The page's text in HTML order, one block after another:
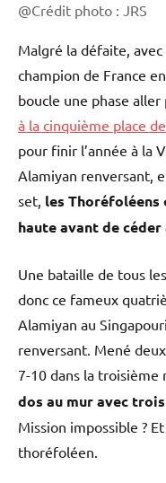
@Crédit photo : JRS
Malgré la défaite,
champion de France
boucle une phase
à la cinquième place
pour finir l’année à la
Alamiyan renversant,
set, les
haute avant de
Une bataille de tous
donc ce fameux
Alamiyan au
renversant. Mené
7-10 dans la troisième
dos au mur avec
Mission impossible ?
thoréfoléen.